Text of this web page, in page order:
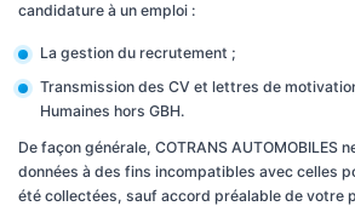
candidature à un emploi :
La gestion du recrutement ;
Transmission des CV et lettres de
Humaines hors GBH.
De façon générale, COTRANS AUTOMOBILES
données à des fins incompatibles avec celles
été collectées, sauf accord préalable de votre